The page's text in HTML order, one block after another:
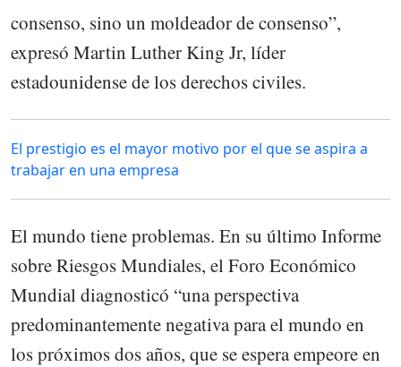
consenso, sino un moldeador de consenso”,
expresó Martin Luther King Jr, líder
estadounidense de los derechos civiles.
El prestigio es el mayor motivo por el que se aspira a
trabajar en una empresa
El mundo tiene problemas. En su último Informe
sobre Riesgos Mundiales, el Foro Económico
Mundial diagnosticó “una perspectiva
predominantemente negativa para el mundo en
los próximos dos años, que se espera empeore en